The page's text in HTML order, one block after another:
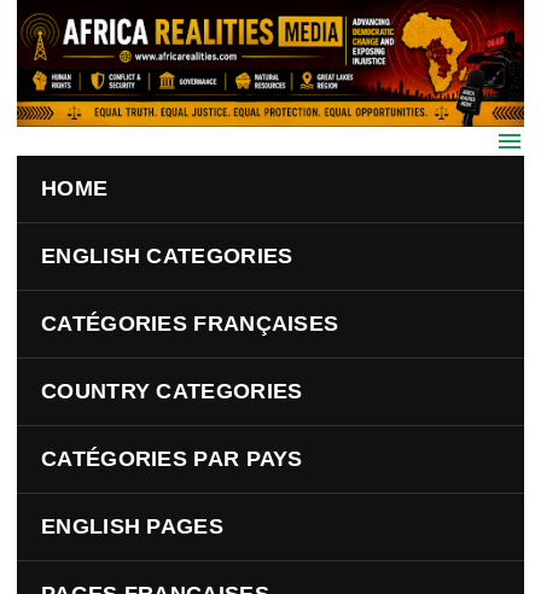
Skip to main content
HOME
ENGLISH CATEGORIES
CATÉGORIES FRANÇAISES
COUNTRY CATEGORIES
CATÉGORIES PAR PAYS
ENGLISH PAGES